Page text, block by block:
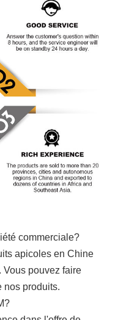
commerciale?
apicoles en Chine
Vous pouvez faire
nos produits.